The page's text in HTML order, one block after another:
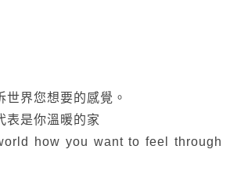
界您想要的感覺。
表是你溫暖的家
how you want to feel through